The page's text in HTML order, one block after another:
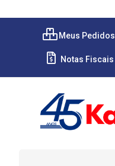
Meus Pedidos
Notas Fiscais